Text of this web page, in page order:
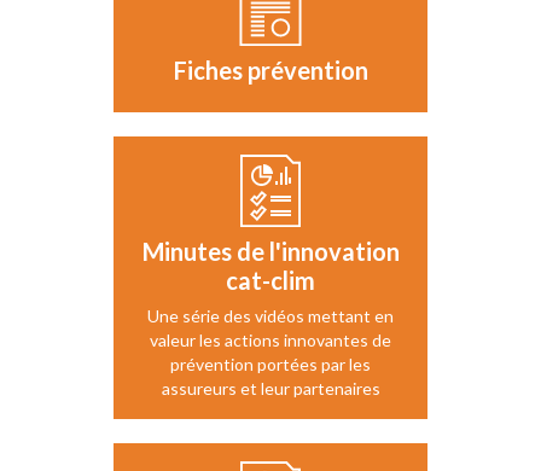
Fiches prévention
Minutes de l'innovation
cat-clim
Une série des vidéos mettant en
valeur les actions innovantes de
prévention portées par les
assureurs et leur partenaires